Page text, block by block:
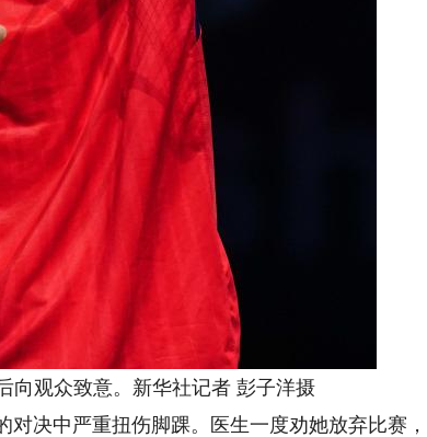
观众致意。新华社记者 彭子洋摄
决中严重扭伤脚踝。医生一度劝她放弃比赛，